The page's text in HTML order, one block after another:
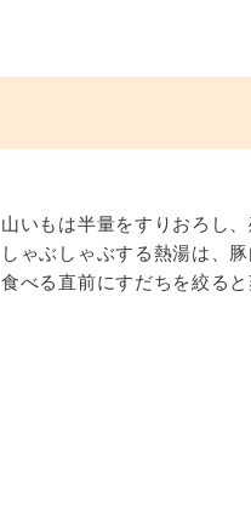
山いもは半量をすりおろし
しゃぶしゃぶする熱湯は、
食べる直前にすだちを絞る